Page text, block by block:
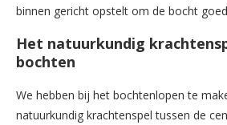
binnen gericht opstelt om de bocht
Het natuurkundig
bochten
We hebben bij het bochtenlopen te
natuurkundig krachtenspel tussen de